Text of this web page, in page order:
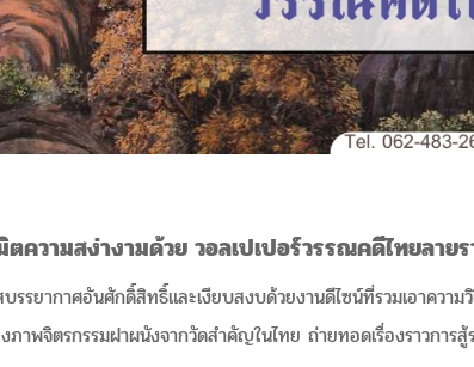
ตความสง่างามด้วย วอลเปเปอร์วรรณคดีไทยลา
รรยากาศอันศักดิ์สิทธิ์และเงียบสงบด้วยงานดีไซน์ที่รวมเอาควา
ภาพจิตรกรรมฝาผนังจากวัดสำคัญในไทย ถ่ายทอดเรื่องราวกา